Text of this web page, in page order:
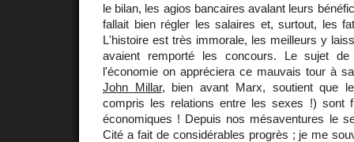
le bilan, les agios bancaires avalant leurs
fallait bien régler les salaires et, surtout, les
L'histoire est très immorale, les meilleurs y
avaient remporté les concours. Le sujet
l'économie on appréciera ce mauvais tour à
John Millar, bien avant Marx, soutient que
compris les relations entre les sexes !) sont
économiques ! Depuis nos mésaventures le
Cité a fait de considérables progrès ; je me